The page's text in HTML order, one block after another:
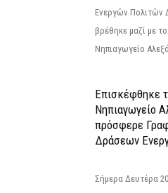
Ενεργών Πολιτών
βρέθηκε μαζί με
Νηπιαγωγείο
Επισκέφθηκε
Νηπιαγωγείο
πρόσφερε
Δράσεων
Σήμερα Δευτέρα